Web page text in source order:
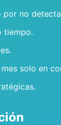
por no
tiempo.
solo en